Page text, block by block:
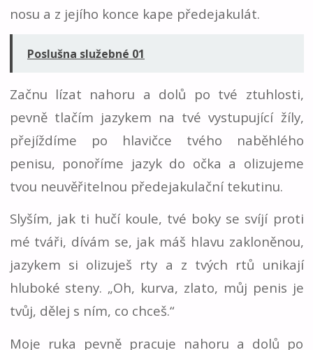
nosu a z jejího konce kape předejakulát.
Poslušna služebné 01
Začnu lízat nahoru a dolů po tvé ztuhlosti,
pevně tlačím jazykem na tvé vystupující žíly,
přejíždíme po hlavičce tvého naběhlého
penisu, ponoříme jazyk do očka a olizujeme
tvou neuvěřitelnou předejakulační tekutinu.
Slyším, jak ti hučí koule, tvé boky se svíjí proti
mé tváři, dívám se, jak máš hlavu zakloněnou,
jazykem si olizuješ rty a z tvých rtů unikají
hluboké steny. „Oh, kurva, zlato, můj penis je
tvůj, dělej s ním, co chceš.“
Moje ruka pevně pracuje nahoru a dolů po